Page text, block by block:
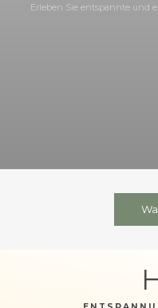
Erleben Sie entspannte und